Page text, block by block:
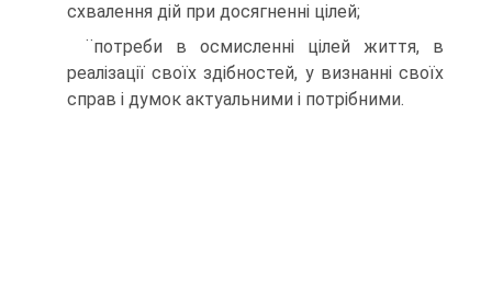
схвалення дій при досягненні цілей;
¨потреби в осмисленні цілей життя, в
реалізації своїх здібностей, у визнанні своїх
справ і думок актуальними і потрібними.